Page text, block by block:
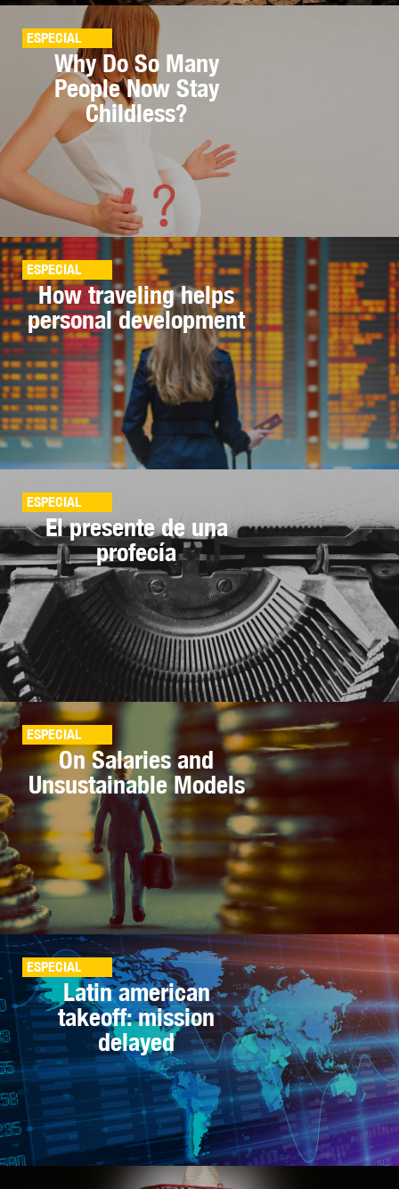
ESPECIAL
Why Do So Many
People Now Stay
Childless?
ESPECIAL
How traveling helps
personal development
ESPECIAL
El presente de una
profecía
ESPECIAL
On Salaries and
Unsustainable Models
ESPECIAL
Latin american
takeoff: mission
delayed